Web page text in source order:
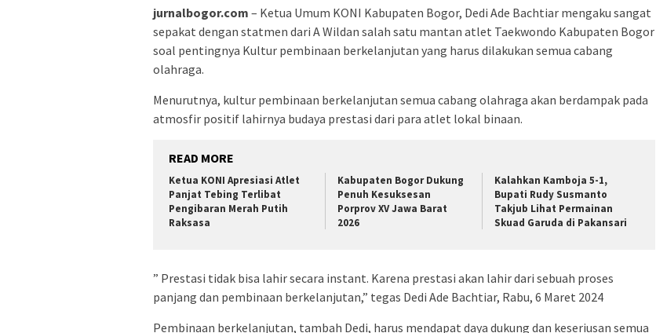
jurnalbogor.com – Ketua Umum KONI Kabupaten Bogor, Dedi Ade Bachtiar mengaku sangat
sepakat dengan statmen dari A Wildan salah satu mantan atlet Taekwondo Kabupaten Bogor
soal pentingnya Kultur pembinaan berkelanjutan yang harus dilakukan semua cabang
olahraga.
Menurutnya, kultur pembinaan berkelanjutan semua cabang olahraga akan berdampak pada
atmosfir positif lahirnya budaya prestasi dari para atlet lokal binaan.
READ MORE
Ketua KONI Apresiasi Atlet
Panjat Tebing Terlibat
Pengibaran Merah Putih
Raksasa
Kabupaten Bogor Dukung
Penuh Kesuksesan
Porprov XV Jawa Barat
2026
Kalahkan Kamboja 5-1,
Bupati Rudy Susmanto
Takjub Lihat Permainan
Skuad Garuda di Pakansari
” Prestasi tidak bisa lahir secara instant. Karena prestasi akan lahir dari sebuah proses
panjang dan pembinaan berkelanjutan,” tegas Dedi Ade Bachtiar, Rabu, 6 Maret 2024
Pembinaan berkelanjutan, tambah Dedi, harus mendapat daya dukung dan keseriusan semua